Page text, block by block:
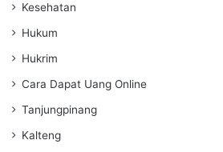
Kesehatan
Hukum
Hukrim
Cara Dapat Uang Online
Tanjungpinang
Kalteng